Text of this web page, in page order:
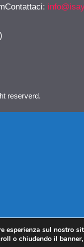
:
reserverd.
esperienza sul nostro
o chiudendo il